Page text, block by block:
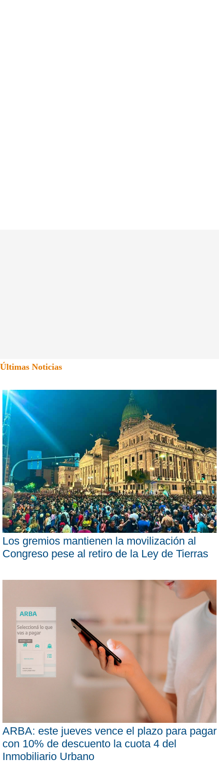
Últimas Noticias
Los gremios mantienen la movilización al
Congreso pese al retiro de la Ley de Tierras
ARBA: este jueves vence el plazo para pagar
con 10% de descuento la cuota 4 del
Inmobiliario Urbano